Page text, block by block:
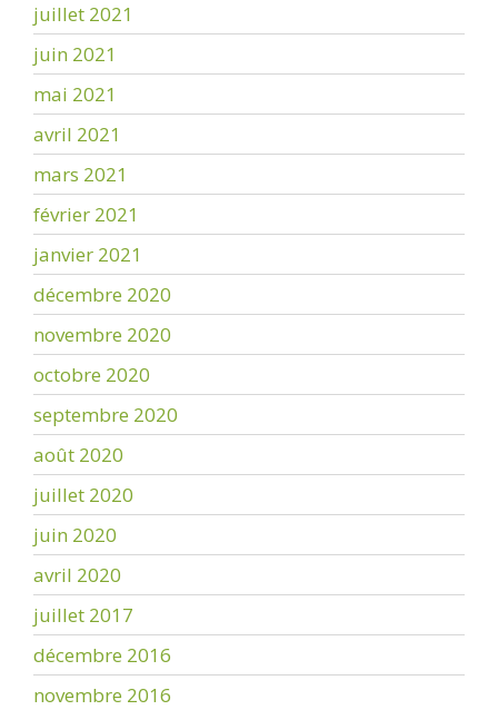
juillet 2021
juin 2021
mai 2021
avril 2021
mars 2021
février 2021
janvier 2021
décembre 2020
novembre 2020
octobre 2020
septembre 2020
août 2020
juillet 2020
juin 2020
avril 2020
juillet 2017
décembre 2016
novembre 2016